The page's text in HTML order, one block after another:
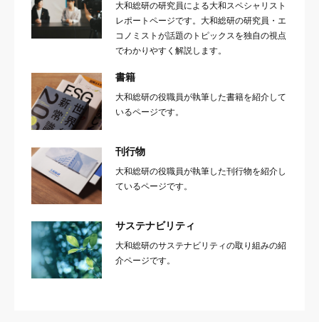
大和総研の研究員による大和スペシャリスト
レポートページです。大和総研の研究員・エ
コノミストが話題のトピックスを独自の視点
でわかりやすく解説します。
書籍
大和総研の役職員が執筆した書籍を紹介して
いるページです。
刊行物
大和総研の役職員が執筆した刊行物を紹介し
ているページです。
サステナビリティ
大和総研のサステナビリティの取り組みの紹
介ページです。